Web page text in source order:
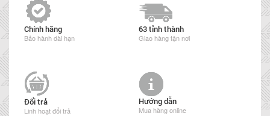
Chính hãng
Bảo hành dài hạn
63 tỉnh thành
Giao hàng tận nơi
Đổi trả
Linh hoạt đổi trả
Hướng dẫn
Mua hàng online